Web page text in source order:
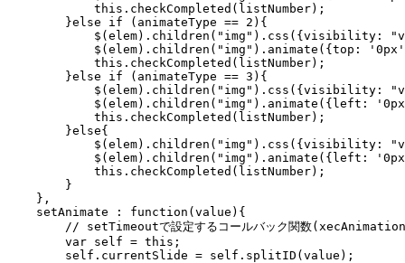
            this.checkCompleted(listNumber);
        }else if (animateType == 2){
$(elem).children("img").css({visibility:
$(elem).children("img").animate({top:
            this.checkCompleted(listNumber);
        }else if (animateType == 3){
$(elem).children("img").css({visibility:
$(elem).children("img").animate({left:
            this.checkCompleted(listNumber);
        }else{
$(elem).children("img").css({visibility:
$(elem).children("img").animate({left:
            this.checkCompleted(listNumber);
        }
    },
    setAnimate : function(value){
// setTimeoutで設定するコールバック関数(xecAnimation
        var self = this;
        self.currentSlide = self.splitID(value);